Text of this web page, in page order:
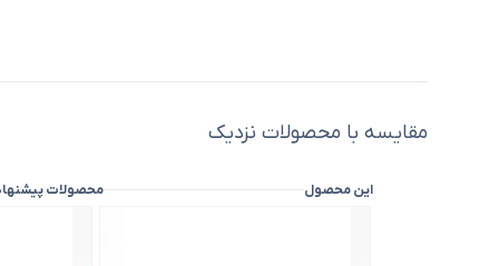
مقایسه با محصولات نزدیک
این محصول محصولات